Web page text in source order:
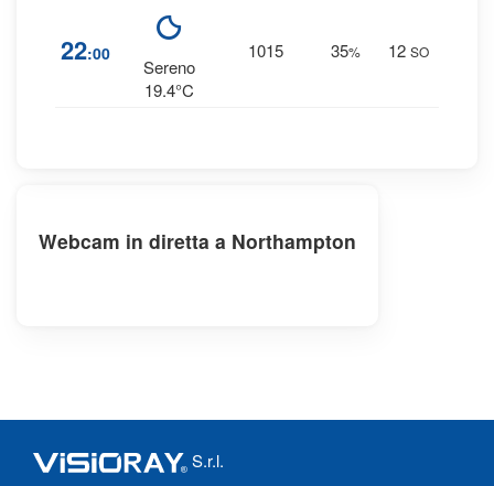
22:00
Sereno
19.4°C
1015 35% 12 SO
Webcam in diretta a Northampton
S.r.l.